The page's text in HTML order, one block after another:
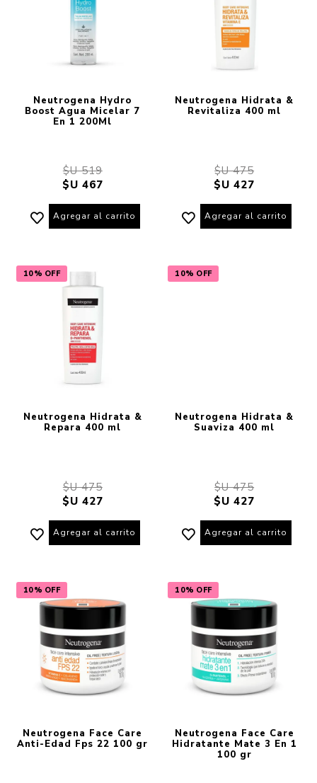
Neutrogena Hydro
Boost Agua Micelar 7
En 1 200Ml
$U 519
$U 467
Agregar al carrito
Neutrogena Hidrata &
Revitaliza 400 ml
$U 475
$U 427
Agregar al carrito
10% OFF
Neutrogena Hidrata &
Repara 400 ml
$U 475
$U 427
Agregar al carrito
10% OFF
Neutrogena Hidrata &
Suaviza 400 ml
$U 475
$U 427
Agregar al carrito
10% OFF
Neutrogena Face Care
Anti-Edad Fps 22 100 gr
10% OFF
Neutrogena Face Care
Hidratante Mate 3 En 1
100 gr